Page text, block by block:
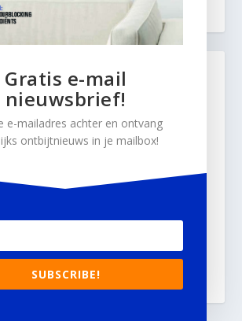
Gratis e-mail
nieuwsbrief!
e-mailadres achter en ontvang
ontbijtnieuws in je mailbox!
SUBSCRIBE!